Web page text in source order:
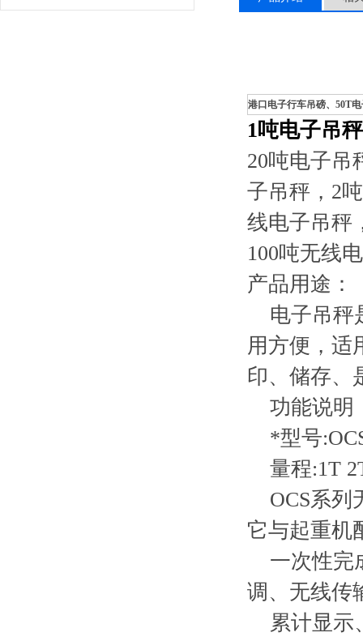
港口电子行车吊磅、50T
1吨电子吊秤
20吨电子吊
子吊秤，2
线电子吊秤
100吨无线
产品用途：
电子吊秤
用方便，适
印、储存、
功能说明
*型号
量程:1T
OCS系列
它与起重机
一次性完
调、无线传
累计显示